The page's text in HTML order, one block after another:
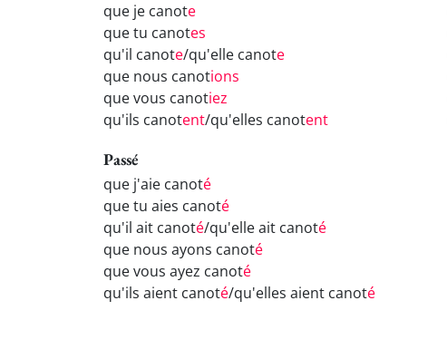
que je canote
que tu canotes
qu'il canote/qu'elle canote
que nous canotions
que vous canotiez
qu'ils canotent/qu'elles canotent
Passé
que j'aie canoté
que tu aies canoté
qu'il ait canoté/qu'elle ait canoté
que nous ayons canoté
que vous ayez canoté
qu'ils aient canoté/qu'elles aient canoté